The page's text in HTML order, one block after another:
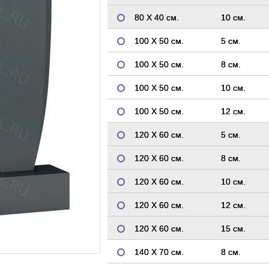
80 Х 40 см. 10 см.
100 Х 50 см. 5 см.
100 Х 50 см. 8 см.
100 Х 50 см. 10 см.
100 Х 50 см. 12 см.
120 Х 60 см. 5 см.
120 Х 60 см. 8 см.
120 Х 60 см. 10 см.
120 Х 60 см. 12 см.
120 Х 60 см. 15 см.
140 Х 70 см. 8 см.